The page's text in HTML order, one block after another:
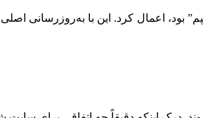
“محتوا اسپم” بود، اعمال کرد. این با